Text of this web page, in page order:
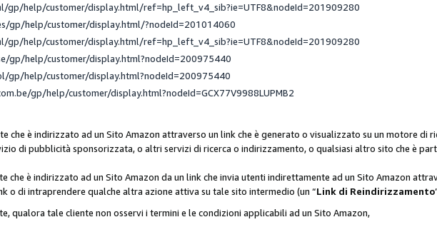
gp/help/customer/display.html/ref=hp_left_v4_sib?ie=UTF8&nodeId=201909280
gp/help/customer/display.html/?nodeId=201014060
gp/help/customer/display.html/ref=hp_left_v4_sib?ie=UTF8&nodeId=201909280
gp/help/customer/display.html?nodeId=200975440
gp/help/customer/display.html?nodeId=200975440
gp/help/customer/display.html?nodeId=GCX77V9988LUPMB2
che è indirizzato ad un Sito Amazon attraverso un link che è generato o visualizzato su un motore di
di pubblicità sponsorizzata, o altri servizi di ricerca o indirizzamento, o qualsiasi altro sito che è
che è indirizzato ad un Sito Amazon da un link che invia utenti indirettamente ad un Sito Amazon
o di intraprendere qualche altra azione attiva su tale sito intermedio (un “Link di Reindirizzamento
qualora tale cliente non osservi i termini e le condizioni applicabili ad un Sito Amazon,